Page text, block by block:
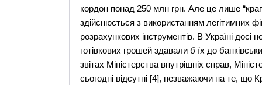
кордон понад 250 млн грн. Але це лише
здійснюється з використанням легітимних
розрахункових інструментів. В Україні
готівкових грошей здавали б їх до
звітах Міністерства внутрішніх справ,
сьогодні відсутні [4], незважаючи на те, що